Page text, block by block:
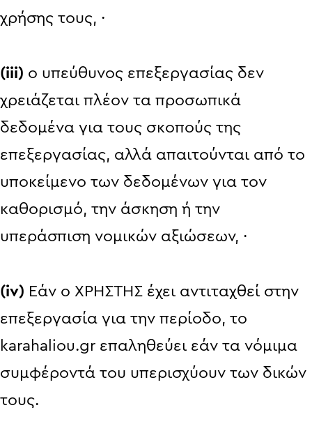
χρήσης τους, ·
(iii) ο υπεύθυνος επεξεργασίας δεν
χρειάζεται πλέον τα προσωπικά
δεδομένα για τους σκοπούς της
επεξεργασίας, αλλά απαιτούνται από το
υποκείμενο των δεδομένων για τον
καθορισμό, την άσκηση ή την
υπεράσπιση νομικών αξιώσεων, ·
(iv) Εάν ο ΧΡΗΣΤΗΣ έχει αντιταχθεί στην
επεξεργασία για την περίοδο, το
karahaliou.gr επαληθεύει εάν τα νόμιμα
συμφέροντά του υπερισχύουν των δικών
τους.